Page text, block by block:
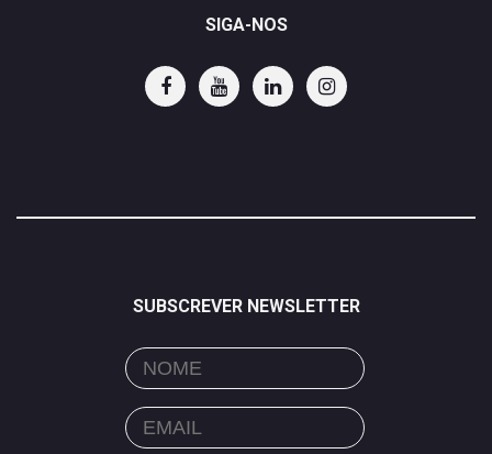
SIGA-NOS
SUBSCREVER NEWSLETTER